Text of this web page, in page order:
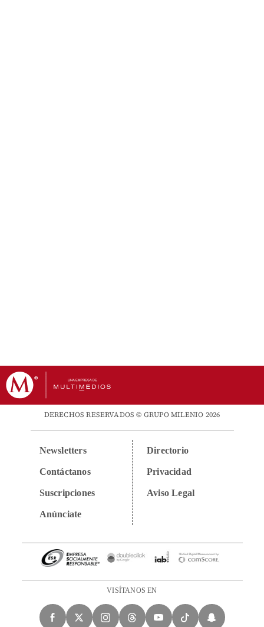
DERECHOS RESERVADOS © GRUPO MILENIO 2026
Newsletters
Contáctanos
Suscripciones
Anúnciate
Directorio
Privacidad
Aviso Legal
VISÍTANOS EN